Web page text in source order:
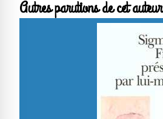
Autres parutions de cet auteur